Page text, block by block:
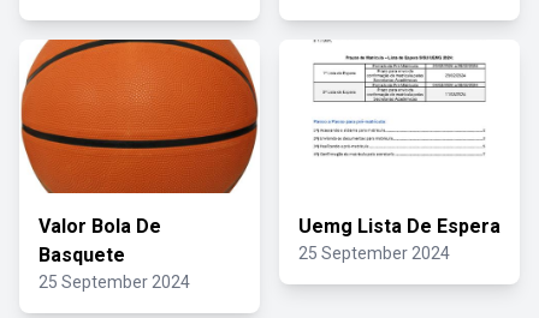
Valor Bola De
Basquete
25 September 2024
Uemg Lista De Espera
25 September 2024